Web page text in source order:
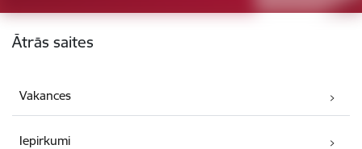
Kājene
Ātrās saites
Vakances
Iepirkumi